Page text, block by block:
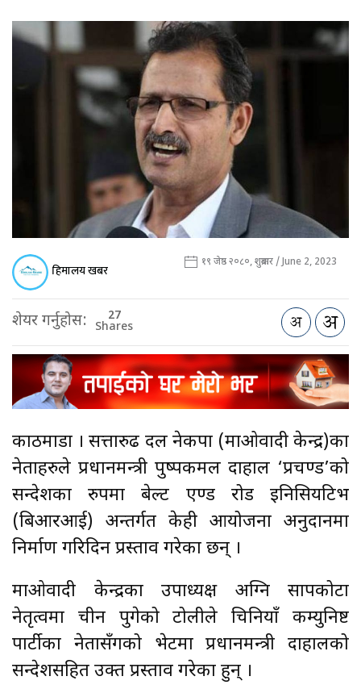
हिमालय खबर १९ जेष्ठ २०८०, शुक्रबार / June 2, 2023
शेयर गर्नुहोस: 27
Shares
काठमाडौँ । सत्तारुढ दल नेकपा (माओवादी केन्द्र)का
नेताहरुले प्रधानमन्त्री पुष्पकमल दाहाल ‘प्रचण्ड’को
सन्देशका रुपमा बेल्ट एण्ड रोड इनिसियटिभ
(बिआरआई) अन्तर्गत केही आयोजना अनुदानमा
निर्माण गरिदिन प्रस्ताव गरेका छन् ।
माओवादी केन्द्रका उपाध्यक्ष अग्नि सापकोटा
नेतृत्वमा चीन पुगेको टोलीले चिनियाँ कम्युनिष्ट
पार्टीका नेतासँगको भेटमा प्रधानमन्त्री दाहालको
सन्देशसहित उक्त प्रस्ताव गरेका हुन् ।